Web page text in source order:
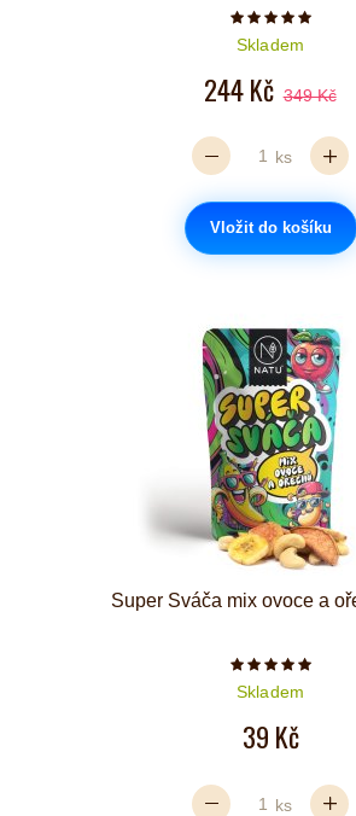
Počet
Skladem
244 Kč 349 Kč
ks
Vložit do košíku
Super Sváča mix ovoce a
Počet
Skladem
39 Kč
ks